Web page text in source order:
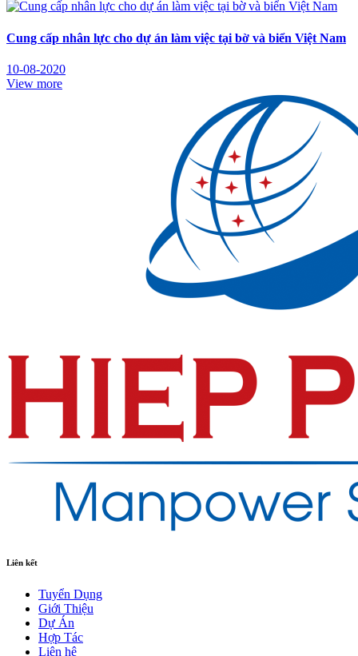
Cung cấp nhân lực cho dự án làm việc tại bờ và biển Việt Nam
10-08-2020
View more
Liên kết
Tuyển Dụng
Giới Thiệu
Dự Án
Hợp Tác
Liên hệ